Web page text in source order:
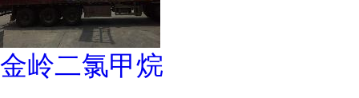
金岭二氯甲烷